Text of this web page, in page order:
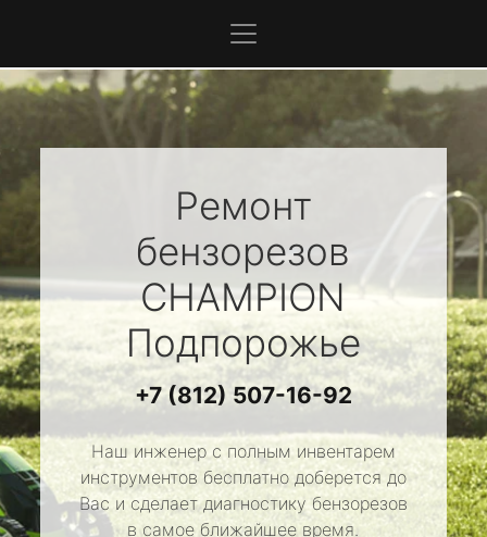
Ремонт
бензорезов
CHAMPION
Подпорожье
+7 (812) 507-16-92
Наш инженер с полным инвентарем
инструментов бесплатно доберется до
Вас и сделает диагностику бензорезов
в самое ближайшее время.